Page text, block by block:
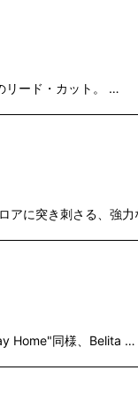
リード・カット。 …
アに突き刺さる、強
Home"同様、Belita …